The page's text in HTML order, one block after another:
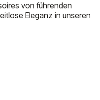
von führenden
Eleganz in unseren